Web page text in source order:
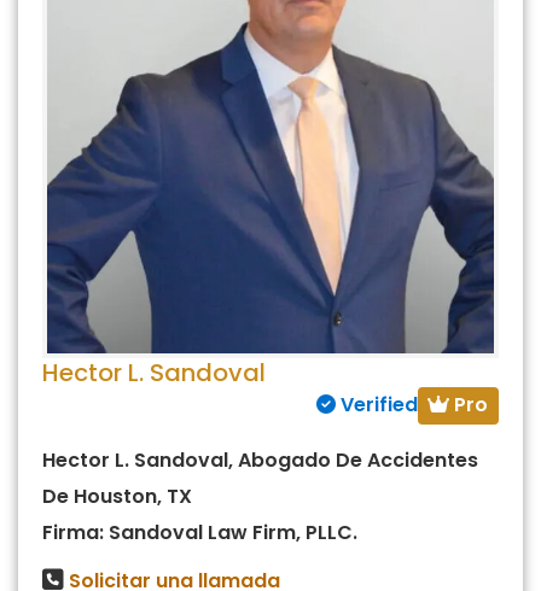
Hector L. Sandoval
Verified
Pro
Hector L. Sandoval, Abogado De Accidentes
De Houston, TX
Firma: Sandoval Law Firm, PLLC.
Solicitar una llamada